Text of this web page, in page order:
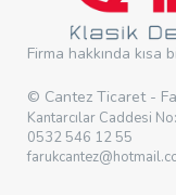
Firma hakkında kısa
© Cantez Ticaret -
Kantarcılar Caddesi
0532 546 12 55